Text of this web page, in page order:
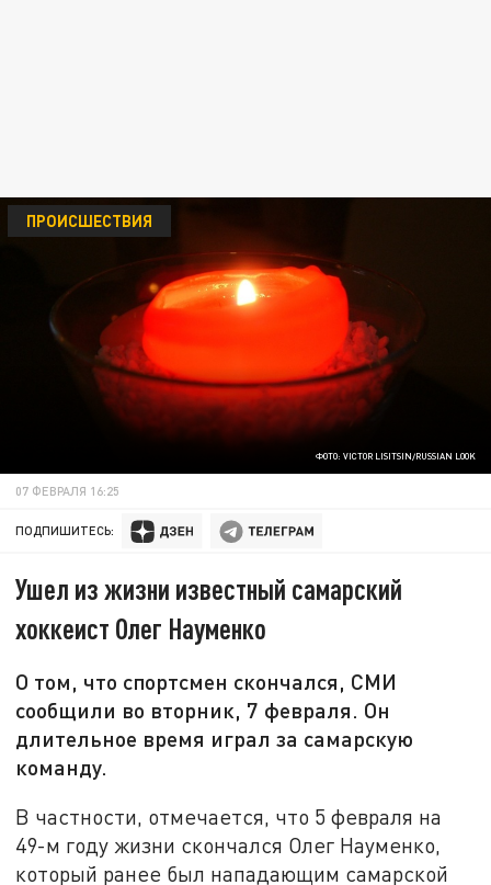
ФОТО: VICTOR LISITSIN/RUSSIAN LOOK
ПРОИСШЕСТВИЯ
07 ФЕВРАЛЯ 16:25
ПОДПИШИТЕСЬ:
Ушел из жизни известный самарский
хоккеист Олег Науменко
О том, что спортсмен скончался, СМИ
сообщили во вторник, 7 февраля. Он
длительное время играл за самарскую
команду.
В частности, отмечается, что 5 февраля на
49-м году жизни скончался Олег Науменко,
который ранее был нападающим самарской